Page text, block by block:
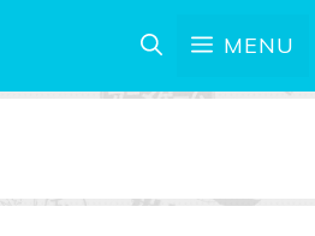
MENU